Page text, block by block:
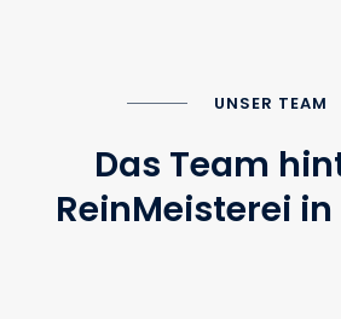
UNSER TEAM
Das Team
ReinMeisterei